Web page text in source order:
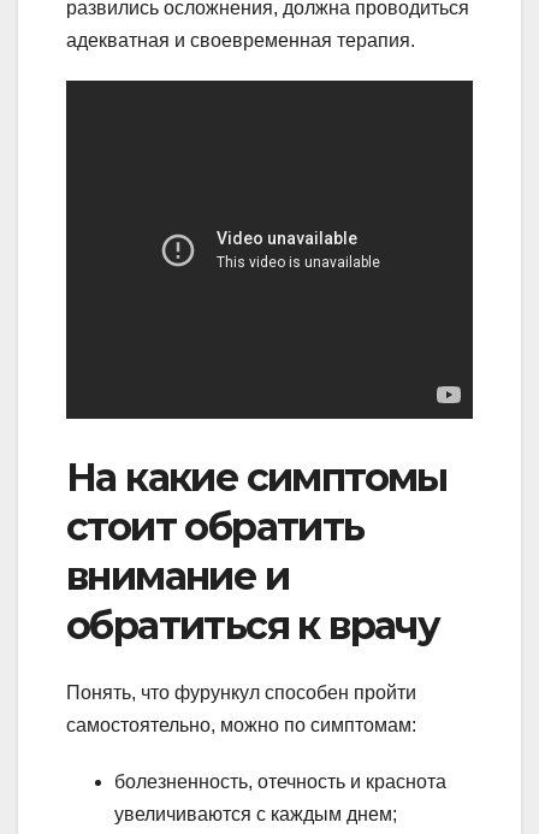
развились осложнения, должна проводиться
адекватная и своевременная терапия.
На какие симптомы
стоит обратить
внимание и
обратиться к врачу
Понять, что фурункул способен пройти
самостоятельно, можно по симптомам:
болезненность, отечность и краснота
увеличиваются с каждым днем;